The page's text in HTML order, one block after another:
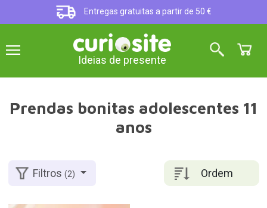
Entregas gratuitas a partir de 50 €
Ideias de presente
Prendas bonitas adolescentes 11
anos
Ordem
Filtros(2)